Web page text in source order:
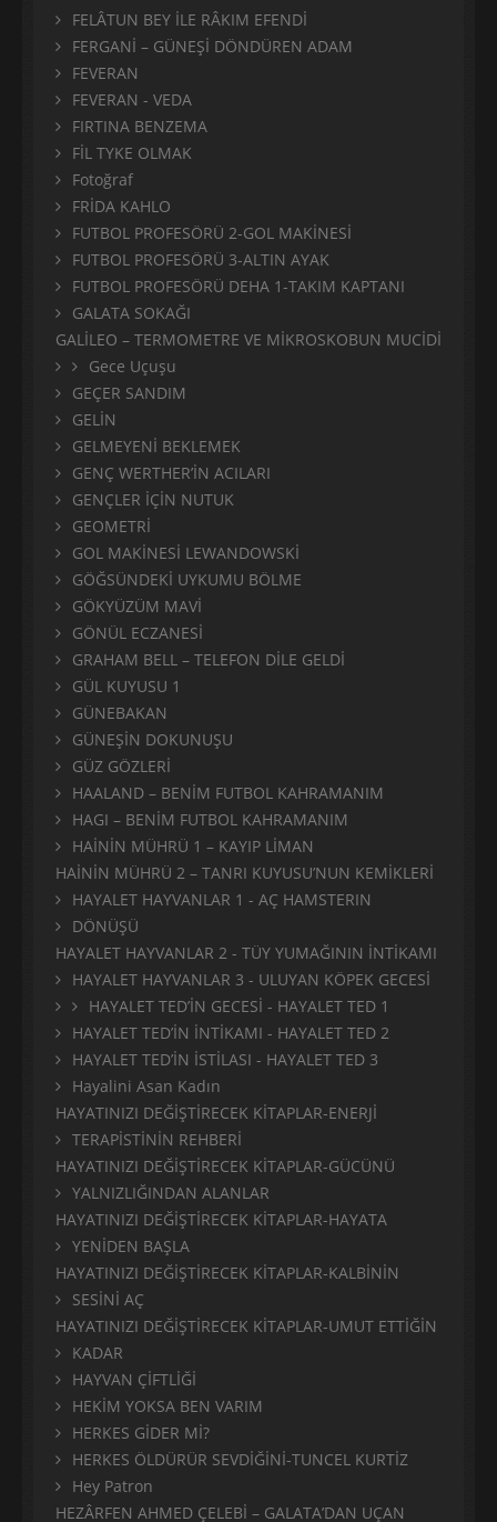
FELÂTUN BEY İLE RÂKIM EFENDİ
FERGANİ – GÜNEŞİ DÖNDÜREN ADAM
FEVERAN
FEVERAN - VEDA
FIRTINA BENZEMA
FİL TYKE OLMAK
Fotoğraf
FRİDA KAHLO
FUTBOL PROFESÖRÜ 2-GOL MAKİNESİ
FUTBOL PROFESÖRÜ 3-ALTIN AYAK
FUTBOL PROFESÖRÜ DEHA 1-TAKIM KAPTANI
GALATA SOKAĞI
GALİLEO – TERMOMETRE VE MİKROSKOBUN MUCİDİ
Gece Uçuşu
GEÇER SANDIM
GELİN
GELMEYENİ BEKLEMEK
GENÇ WERTHER’İN ACILARI
GENÇLER İÇİN NUTUK
GEOMETRİ
GOL MAKİNESİ LEWANDOWSKİ
GÖĞSÜNDEKİ UYKUMU BÖLME
GÖKYÜZÜM MAVİ
GÖNÜL ECZANESİ
GRAHAM BELL – TELEFON DİLE GELDİ
GÜL KUYUSU 1
GÜNEBAKAN
GÜNEŞİN DOKUNUŞU
GÜZ GÖZLERİ
HAALAND – BENİM FUTBOL KAHRAMANIM
HAGI – BENİM FUTBOL KAHRAMANIM
HAİNİN MÜHRÜ 1 – KAYIP LİMAN
HAİNİN MÜHRÜ 2 – TANRI KUYUSU’NUN KEMİKLERİ
HAYALET HAYVANLAR 1 - AÇ HAMSTERIN
DÖNÜŞÜ
HAYALET HAYVANLAR 2 - TÜY YUMAĞININ İNTİKAMI
HAYALET HAYVANLAR 3 - ULUYAN KÖPEK GECESİ
HAYALET TED’İN GECESİ - HAYALET TED 1
HAYALET TED’İN İNTİKAMI - HAYALET TED 2
HAYALET TED’İN İSTİLASI - HAYALET TED 3
Hayalini Asan Kadın
HAYATINIZI DEĞİŞTİRECEK KİTAPLAR-ENERJİ
TERAPİSTİNİN REHBERİ
HAYATINIZI DEĞİŞTİRECEK KİTAPLAR-GÜCÜNÜ
YALNIZLIĞINDAN ALANLAR
HAYATINIZI DEĞİŞTİRECEK KİTAPLAR-HAYATA
YENİDEN BAŞLA
HAYATINIZI DEĞİŞTİRECEK KİTAPLAR-KALBİNİN
SESİNİ AÇ
HAYATINIZI DEĞİŞTİRECEK KİTAPLAR-UMUT ETTİĞİN
KADAR
HAYVAN ÇİFTLİĞİ
HEKİM YOKSA BEN VARIM
HERKES GİDER Mİ?
HERKES ÖLDÜRÜR SEVDİĞİNİ-TUNCEL KURTİZ
Hey Patron
HEZÂRFEN AHMED ÇELEBİ – GALATA’DAN UÇAN